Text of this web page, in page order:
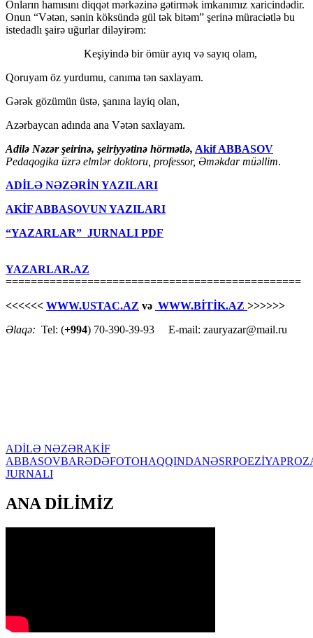
Onların hamısını diqqət mərkəzinə gətirmək imkanımız xaricindədir.
Onun “Vətən, sənin köksündə gül tək bitəm” şerinə müraciətlə bu
istedadlı şairə uğurlar diləyirəm:
Keşiyində bir ömür ayıq və sayıq olam,
Qoruyam öz yurdumu, canıma tən saxlayam.
Gərək gözümün üstə, şanına layiq olan,
Azərbaycan adında ana Vətən saxlayam.
Adilə Nəzər şeirinə, şeiriyyətinə hörmətlə, Akif ABBASOV
Pedaqogika üzrə elmlər doktoru, professor, Əməkdar müəllim.
ADİLƏ NƏZƏRİN YAZILARI
AKİF ABBASOVUN YAZILARI
“YAZARLAR” JURNALI PDF
YAZARLAR.AZ
===============================================
<<<<<< WWW.USTAC.AZ və WWW.BİTİK.AZ >>>>>>
Əlaqə: Tel: (+994) 70-390-39-93 E-mail: zauryazar@mail.ru
ADİLƏ NƏZƏRAKİF
ABBASOVBARƏDƏFOTOHAQQINDANƏSRPOEZİYA
JURNALI
ANA DİLİMİZ